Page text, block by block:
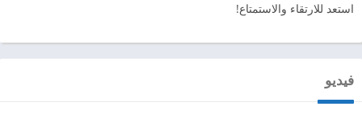
استعد للارتقاء والاستمتاع!
فيديو